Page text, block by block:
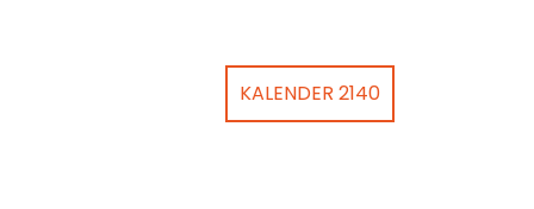
KALENDER 2140